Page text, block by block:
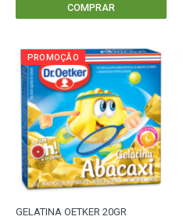
COMPRAR
PROMOÇÃO
GELATINA OETKER 20GR